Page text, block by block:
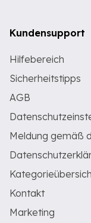
Kundensupport
Hilfebereich
Sicherheitstipps
AGB
Meldung gemäß
Kontakt
Marketing